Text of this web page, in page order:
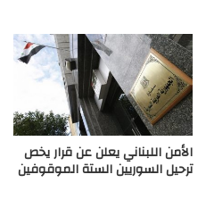
الأمن اللبناني يعلن عن قرار يخص
ترحيل السوريين الستة الموقوفين